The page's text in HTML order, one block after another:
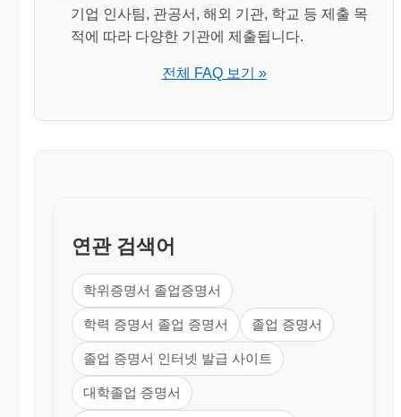
기업 인사팀, 관공서, 해외 기관, 학교 등 제출 목
적에 따라 다양한 기관에 제출됩니다.
전체 FAQ 보기 »
연관 검색어
학위증명서 졸업증명서
학력 증명서 졸업 증명서 졸업 증명서
졸업 증명서 인터넷 발급 사이트
대학졸업 증명서